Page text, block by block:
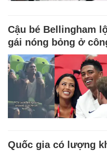
Cậu bé Bellingham
gái nóng bỏng ở
Quốc gia có lượng